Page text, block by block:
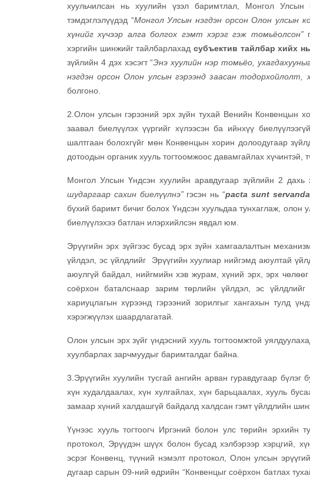
хуульчилсан нь хуулийн үзэл баримтлал, Монгол
тэмдэглэлүүдэд “Монгол Улсын нэгдэн орсон Олон улсын
хүнийг хүчээр алга болгох гэмт хэрэг гэж томьёолсон”
хэргийн шинжийг тайлбарлахад субъектив тайлбар хийх
зүйлийн 4 дэх хэсэгт “Энэ хуулийн нэр томьёо,
нэгдэн орсон Олон улсын гэрээнд заасан тодорхойлолт,
болгоно.
2.Олон улсын гэрээний эрх зүйн тухай Венийн Конвенцын
заавал биелүүлэх үүргийг хүлээсэн ба ийнхүү
шалтгаан болохгүйг мөн Конвенцын хорин долоодугаар
дотоодын органик хууль тогтоомжоос давамгайлах хүчинтэй,
Монгол Улсын Үндсэн хуулийн аравдугаар зүйлийн 2 дахь
шударгаар сахин биелүүлнэ”гэсэн нь “pacta sunt
бүхий баримт бичиг болох Үндсэн хуульдаа тунхаглаж, олон
биелүүлэхээ батлан илэрхийлсэн явдал юм.
Эрүүгийн эрх зүйгээс бусад эрх зүйн хамгаалалтын
үйлдэл, эс үйлдлийг Эрүүгийн хуулиар нийгэмд аюултай
аюулгүй байдал, нийгмийн хэв журам, хүний эрх, эрх
соёрхон баталснаар зарим төрлийн үйлдэл, эс
хариуцлагын хүрээнд гэрээний зорилгыг хангахын тулд
хэрэгжүүлэх шаардлагатай.
Олон улсын эрх зүйг үндэсний хууль тогтоомжтой
хуулбарлах зарчмуудыг баримталдаг байна.
3.Эрүүгийн хуулийн тусгай ангийн арван гуравдугаар
хүн худалдаалах, хүн хулгайлах, хүн барьцаалах, хууль
замаар хүний халдашгүй байдалд халдсан гэмт үйлдлийн
Үүнээс хууль тогтоогч Иргэний болон улс төрийн эрхийн
протокол, Эрүүдэн шүүх болон бусад хэлбэрээр хэрцгий,
эсрэг Конвенц, түүний нэмэлт протокол, Олон улсын
дугаар сарын 09-ний өдрийн “Конвенцыг соёрхон батлах